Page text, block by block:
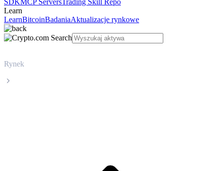
SDKMCP ServersTrading Skill Repo
Learn
LearnBitcoinBadaniaAktualizacje rynkowe
Rynek